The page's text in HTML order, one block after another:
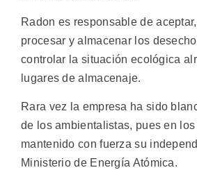
Radon es responsable de
procesar y almacenar los
controlar la situación ecológica
lugares de almacenaje.
Rara vez la empresa ha sido
de los ambientalistas, pues en
mantenido con fuerza su
Ministerio de Energía Atómica.